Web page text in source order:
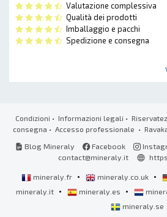
Valutazione complessiva
Qualità dei prodotti
Imballaggio e pacchi
Spedizione e consegna
Condizioni • Informazioni legali •
consegna • Accesso professionale •
Blog Mineraly
Facebook
contact@mineraly.it
mineraly.fr • mineraly.co.uk •
mineraly.it • mineraly.es •
mineraly.se